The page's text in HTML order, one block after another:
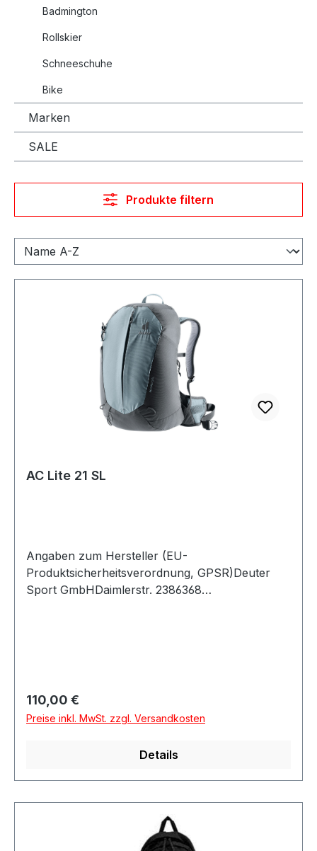
Badmington
Rollskier
Schneeschuhe
Bike
Marken
SALE
Produkte filtern
AC Lite 21 SL
Angaben zum Hersteller (EU-
Produktsicherheitsverordnung, GPSR)Deuter
Sport GmbHDaimlerstr. 2386368
Regulärer Preis:
110,00 €
Preise inkl. MwSt. zzgl. Versandkosten
Details